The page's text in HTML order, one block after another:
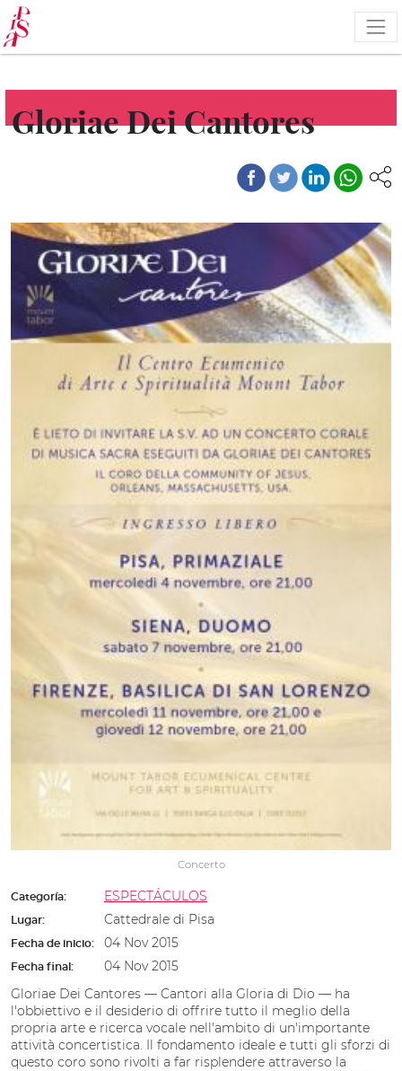
Pasar
al
contenido
principal
Gloriae Dei Cantores
Concerto
Categoría: ESPECTÁCULOS
Lugar: Cattedrale di Pisa
Fecha de inicio: 04 Nov 2015
Fecha final:
04 Nov 2015
Gloriae Dei Cantores — Cantori alla Gloria di Dio — ha
l'obbiettivo e il desiderio di offrire tutto il meglio della
propria arte e ricerca vocale nell'ambito di un'importante
attività concertistica. Il fondamento ideale e tutti gli sforzi di
questo coro sono rivolti a far risplendere attraverso la